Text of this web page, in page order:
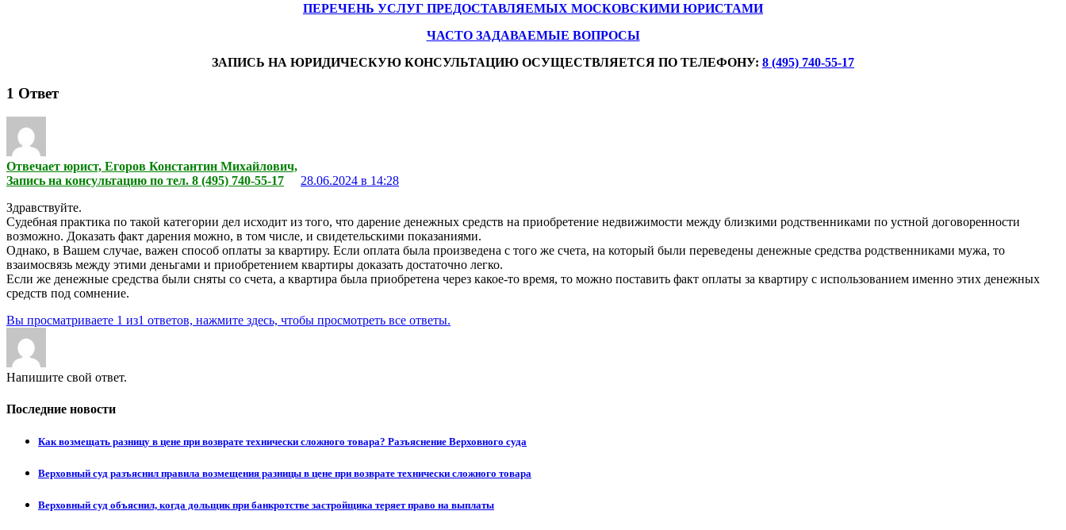
ПЕРЕЧЕНЬ УСЛУГ ПРЕДОСТАВЛЯЕМЫХ МОСКОВСКИМИ ЮРИСТАМИ
ЧАСТО ЗАДАВАЕМЫЕ ВОПРОСЫ
ЗАПИСЬ НА ЮРИДИЧЕСКУЮ КОНСУЛЬТАЦИЮ ОСУЩЕСТВЛЯЕТСЯ ПО ТЕЛЕФОНУ: 8 (495) 740-55-17
1 Ответ
Отвечает юрист, Егоров Константин Михайлович,
Запись на консультацию по тел. 8 (495) 740-55-17
28.06.2024 в 14:28
Здравствуйте.
Судебная практика по такой категории дел исходит из того, что дарение денежных средств на приобретение недвижимости между близкими родственниками по устной договоренности
возможно. Доказать факт дарения можно, в том числе, и свидетельскими показаниями.
Однако, в Вашем случае, важен способ оплаты за квартиру. Если оплата была произведена с того же счета, на который были переведены денежные средства родственниками мужа, то
взаимосвязь между этими деньгами и приобретением квартиры доказать достаточно легко.
Если же денежные средства были сняты со счета, а квартира была приобретена через какое-то время, то можно поставить факт оплаты за квартиру с использованием именно этих денежных
средств под сомнение.
Вы просматриваете 1 из1 ответов, нажмите здесь, чтобы просмотреть все ответы.
Напишите свой ответ.
Последние новости
Как возмещать разницу в цене при возврате технически сложного товара? Разъяснение Верховного суда
Верховный суд разъяснил правила возмещения разницы в цене при возврате технически сложного товара
Верховный суд объяснил, когда дольщик при банкротстве застройщика теряет право на выплаты